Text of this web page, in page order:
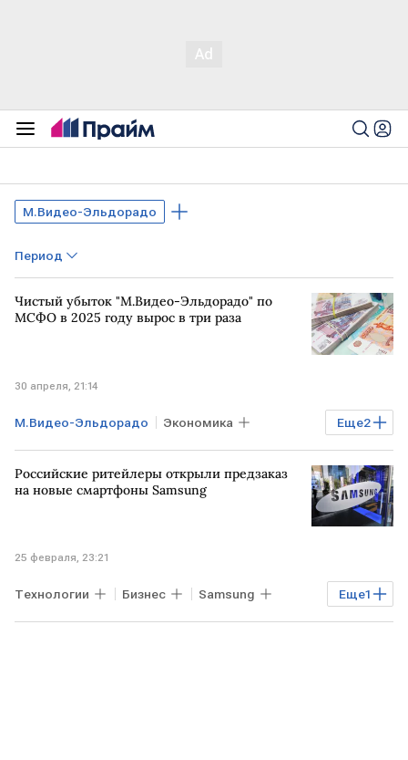
М.Видео-Эльдорадо
Период
Чистый убыток "М.Видео-Эльдорадо" по
МСФО в 2025 году вырос в три раза
30 апреля, 21:14
Еще2
М.Видео-Эльдорадо Экономика
Бизнес Финансы
Российские ритейлеры открыли предзаказ
на новые смартфоны Samsung
25 февраля, 23:21
Еще1
Технологии Бизнес Samsung
РОССИЯ